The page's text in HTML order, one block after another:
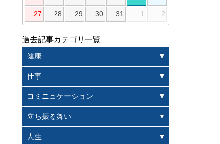
27 28 29 30 31 1 2
過去記事カテゴリ一覧
健康
仕事
コミニュケーション
立ち振る舞い
人生